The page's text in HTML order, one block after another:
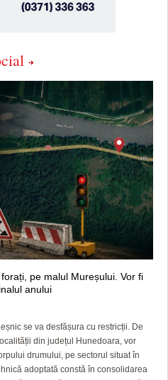
pe malul Mureșului. Vor fi
anului
se va desfășura cu restricții. De
din județul Hunedoara, vor
drumului, pe sectorul situat în
adoptată constă în consolidarea